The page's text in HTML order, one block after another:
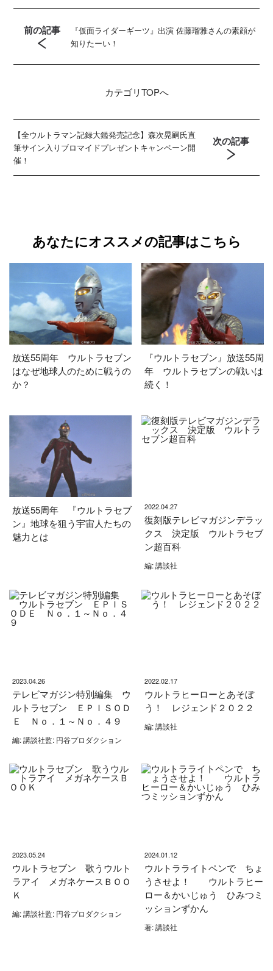
前の記事
『仮面ライダーギーツ』出演 佐藤瑠雅さんの素顔が
知りたーい！
カテゴリTOPへ
【全ウルトラマン記録大鑑発売記念】森次晃嗣氏直
筆サイン入りブロマイドプレゼントキャンペーン開
催！
次の記事
あなたにオススメの記事はこちら
放送55周年 ウルトラセブン
はなぜ地球人のために戦うの
か？
『ウルトラセブン』放送55周
年 ウルトラセブンの戦いは
続く！
放送55周年 『ウルトラセブ
ン』地球を狙う宇宙人たちの
魅力とは
2022.04.27
復刻版テレビマガジンデラッ
クス 決定版 ウルトラセブ
ン超百科
編: 講談社
2023.04.26
テレビマガジン特別編集 ウ
ルトラセブン ＥＰＩＳＯＤ
Ｅ Ｎｏ．１～Ｎｏ．４９
編: 講談社監: 円谷プロダクション
2022.02.17
ウルトラヒーローとあそぼ
う！ レジェンド２０２２
編: 講談社
2023.05.24
ウルトラセブン 歌うウルト
ラアイ メガネケースＢＯＯ
Ｋ
編: 講談社監: 円谷プロダクション
2024.01.12
ウルトラライトペンで ちょ
うさせよ！ ウルトラヒー
ロー＆かいじゅう ひみつミ
ッションずかん
著: 講談社